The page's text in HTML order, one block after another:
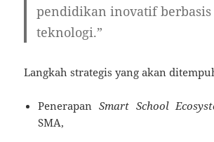
pendidikan inovatif berbasis
teknologi.”
Langkah strategis yang akan
PenerapanSmart School
SMA,